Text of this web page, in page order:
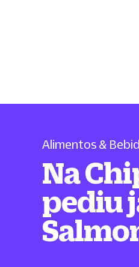
Alimentos &
Na
pediu